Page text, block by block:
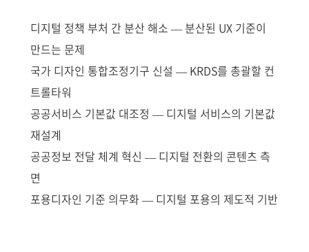
디지털 정책 부처 간 분산 해소 — 분산된 UX 기준이
만드는 문제
국가 디자인 통합조정기구 신설 — KRDS를 총괄할 컨
트롤타워
공공서비스 기본값 대조정 — 디지털 서비스의 기본값
재설계
공공정보 전달 체계 혁신 — 디지털 전환의 콘텐츠 측
면
포용디자인 기준 의무화 — 디지털 포용의 제도적 기반